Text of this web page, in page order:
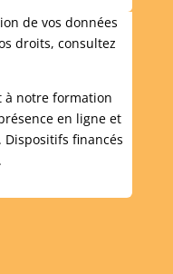
de vos données
droits, consultez
à notre formation
en ligne et
financés